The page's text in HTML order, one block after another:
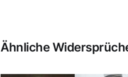
Ähnliche